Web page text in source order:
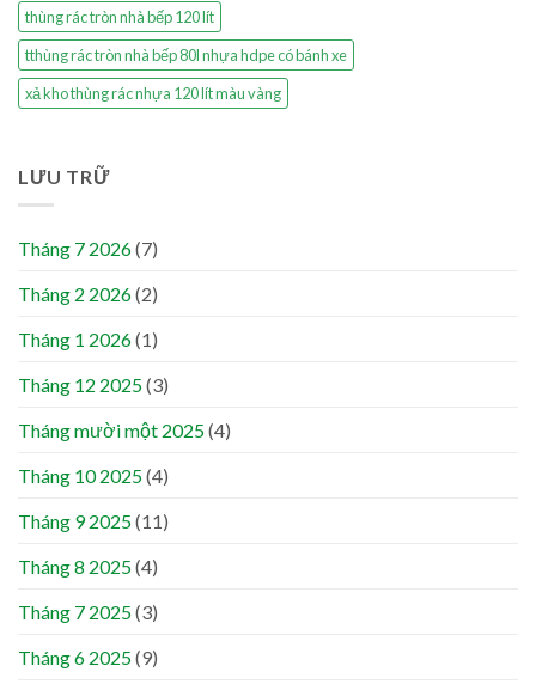
thùng rác tròn nhà bếp 120 lít
tthùng rác tròn nhà bếp 80l nhựa hdpe có bánh xe
xả kho thùng rác nhựa 120 lít màu vàng
LƯU TRỮ
Tháng 7 2026(7)
Tháng 2 2026(2)
Tháng 1 2026(1)
Tháng 12 2025(3)
Tháng mười một 2025(4)
Tháng 10 2025(4)
Tháng 9 2025(11)
Tháng 8 2025(4)
Tháng 7 2025(3)
Tháng 6 2025(9)